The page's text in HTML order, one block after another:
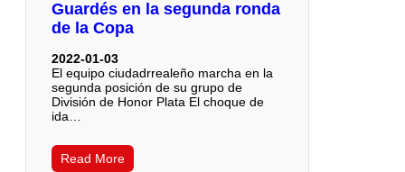
Guardés en la segunda ronda
de la Copa
2022-01-03
El equipo ciudadrrealeño marcha en la
segunda posición de su grupo de
División de Honor Plata El choque de
ida…
Read More